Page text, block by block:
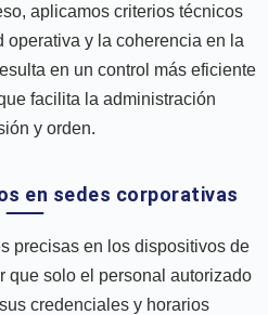
aplicamos criterios técnicos
y la coherencia en la
en un control más eficiente
facilita la administración
y orden.
en sedes corporativas
precisas en los dispositivos de
que solo el personal autorizado
credenciales y horarios